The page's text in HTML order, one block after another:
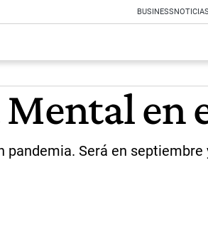
BUSINESSNOTICIAS
Mental
Será en